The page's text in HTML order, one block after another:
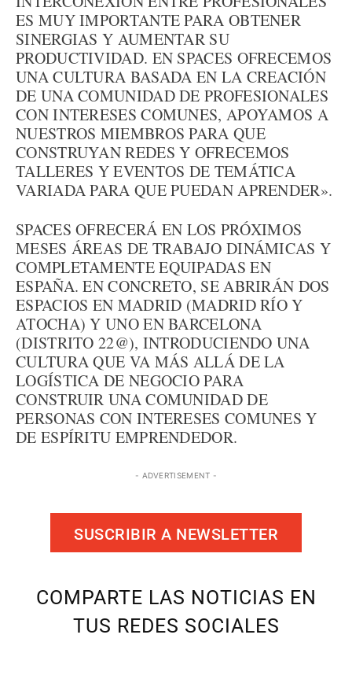
ES MUY IMPORTANTE PARA OBTENER
SINERGIAS Y AUMENTAR SU
PRODUCTIVIDAD. EN SPACES OFRECEMOS
UNA CULTURA BASADA EN LA CREACIÓN
DE UNA COMUNIDAD DE PROFESIONALES
CON INTERESES COMUNES, APOYAMOS A
NUESTROS MIEMBROS PARA QUE
CONSTRUYAN REDES Y OFRECEMOS
TALLERES Y EVENTOS DE TEMÁTICA
VARIADA PARA QUE PUEDAN APRENDER».
SPACES OFRECERÁ EN LOS PRÓXIMOS
MESES ÁREAS DE TRABAJO DINÁMICAS Y
COMPLETAMENTE EQUIPADAS EN
ESPAÑA. EN CONCRETO, SE ABRIRÁN DOS
ESPACIOS EN MADRID (MADRID RÍO Y
ATOCHA) Y UNO EN BARCELONA
(DISTRITO 22@), INTRODUCIENDO UNA
CULTURA QUE VA MÁS ALLÁ DE LA
LOGÍSTICA DE NEGOCIO PARA
CONSTRUIR UNA COMUNIDAD DE
PERSONAS CON INTERESES COMUNES Y
DE ESPÍRITU EMPRENDEDOR.
- ADVERTISEMENT -
SUSCRIBIR A NEWSLETTER
COMPARTE LAS NOTICIAS EN
TUS REDES SOCIALES